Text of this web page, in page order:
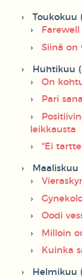
Toukokuu
Farewell
Siinä on
Huhtikuu
On
Pari
leikkausta
"Ei
Maaliskuu
Oodi
Milloin
Kuinka
Helmikuu